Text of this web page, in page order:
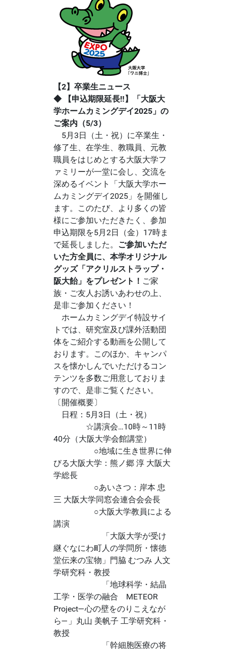
【2】卒業生ニュース
◆ 【申込期限延長‼】「大阪大
学ホームカミングデイ2025」の
ご案内（5/3）
5月3日（土・祝）に卒業生・
修了生、在学生、教職員、元教
職員をはじめとする大阪大学フ
ァミリーが一堂に会し、交流を
深めるイベント「大阪大学ホー
ムカミングデイ2025」を開催し
ます。このたび、より多くの皆
様にご参加いただきたく、参加
申込期限を5月2日（金）17時ま
で延長しました。
ご参加いただ
いた方全員に、本学オリジナル
グッズ「アクリルストラップ・
阪大飴」をプレゼント！ ご家
族・ご友人お誘いあわせの上、
是非ご参加ください！
ホームカミングデイ特設サイ
トでは、研究室及び課外活動団
体をご紹介する動画を公開して
おります。このほか、キャンパ
スを懐かしんでいただけるコン
テンツを多数ご用意しておりま
すので、是非ご覧ください。
〔開催概要〕
日程：5月3日（土・祝）
☆講演会…10時～11時
40分（大阪大学会館講堂）
○地域に生き世界に伸
びる大阪大学：熊ノ郷 淳 大阪大
学総長
○あいさつ：岸本 忠
三 大阪大学同窓会連合会会長
○大阪大学教員による
講演
「大阪大学が受け
継ぐなにわ町人の学問所・懐徳
堂伝来の宝物」門脇 むつみ 人文
学研究科・教授
「地球科学・結晶
工学・医学の融合 METEOR
Project―心の壁をのりこえなが
ら―」丸山 美帆子 工学研究科・
教授
「幹細胞医療の将